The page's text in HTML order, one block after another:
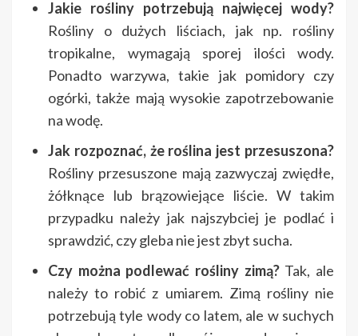
Jakie rośliny potrzebują najwięcej wody?
Rośliny o dużych liściach, jak np. rośliny
tropikalne, wymagają sporej ilości wody.
Ponadto warzywa, takie jak pomidory czy
ogórki, także mają wysokie zapotrzebowanie
na wodę.
Jak rozpoznać, że roślina jest przesuszona?
Rośliny przesuszone mają zazwyczaj zwiędłe,
żółknące lub brązowiejące liście. W takim
przypadku należy jak najszybciej je podlać i
sprawdzić, czy gleba nie jest zbyt sucha.
Czy można podlewać rośliny zimą?Tak, ale
należy to robić z umiarem. Zimą rośliny nie
potrzebują tyle wody co latem, ale w suchych